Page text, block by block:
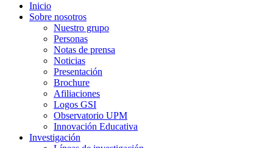
Inicio
Sobre nosotros
Nuestro grupo
Personas
Notas de prensa
Noticias
Presentación
Brochure
Afiliaciones
Logos GSI
Observatorio UPM
Innovación Educativa
Investigación